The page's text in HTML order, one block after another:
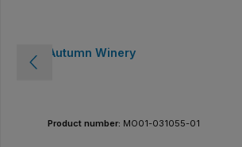
Autumn Winery
Product number: MO01-031055-01